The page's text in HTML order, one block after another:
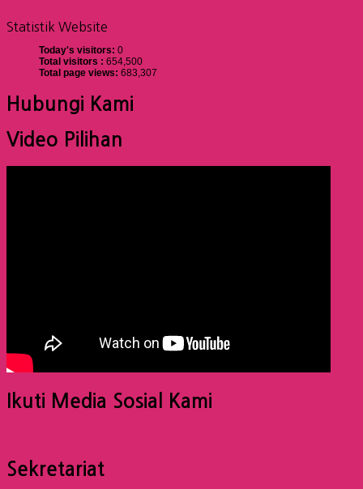
Statistik Website
Today's visitors: 0
Total visitors : 654,500
Total page views: 683,307
Hubungi Kami
Video Pilihan
Ikuti Media Sosial Kami
Sekretariat